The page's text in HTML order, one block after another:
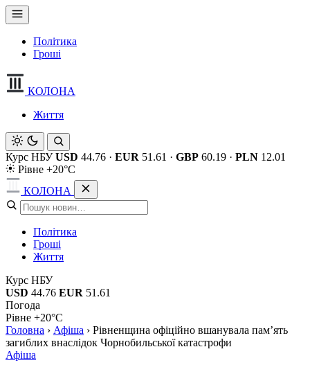
Політика
Гроші
КОЛОНА
Життя
Курс НБУ USD 44.76 · EUR 51.61 · GBP 60.19 · PLN 12.01
Рівне +20°C
КОЛОНА
Політика
Гроші
Життя
Курс НБУ
USD 44.76 EUR 51.61
Погода
Рівне +20°C
Головна › Афіша › Рівненщина офіційно вшанувала пам’ять
загиблих внаслідок Чорнобильської катастрофи
Афіша